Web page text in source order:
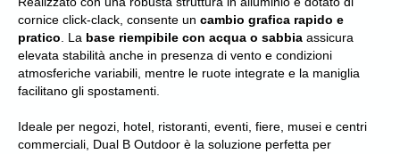
cornice click-clack, consente un cambio grafica rapido e
pratico . La base riempibile con acqua o sabbia assicura
elevata stabilità anche in presenza di vento e condizioni
atmosferiche variabili, mentre le ruote integrate e la maniglia
facilitano gli spostamenti.
Ideale per negozi, hotel, ristoranti, eventi, fiere, musei e centri
commerciali, Dual B Outdoor è la soluzione perfetta per